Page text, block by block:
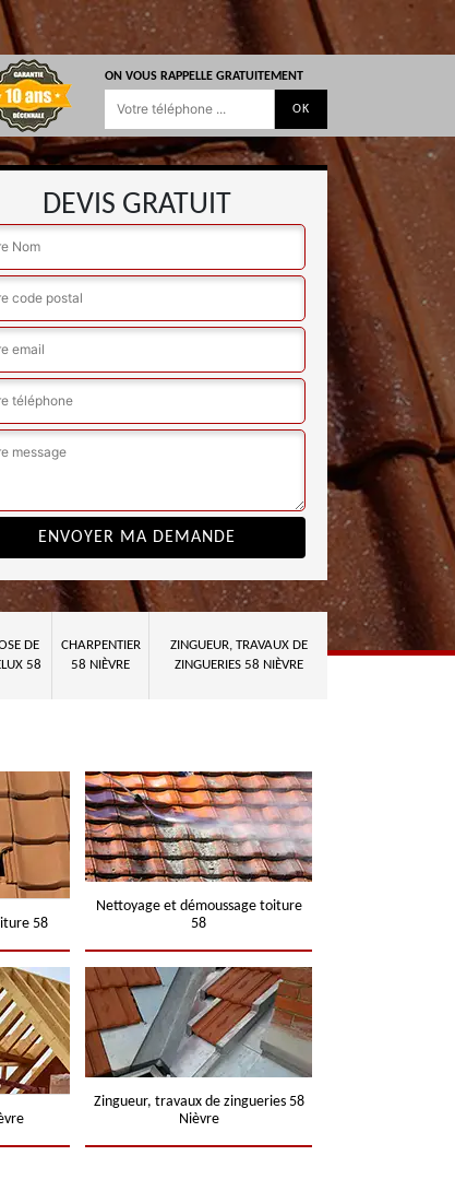
ON VOUS RAPPELLE GRATUITEMENT
DEVIS GRATUIT
DE
58
CHARPENTIER
58 NIÈVRE
ZINGUEUR, TRAVAUX DE
ZINGUERIES 58 NIÈVRE
58
Nettoyage et démoussage toiture
58
Zingueur, travaux de zingueries 58
Nièvre